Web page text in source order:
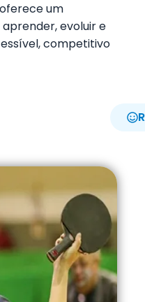
um
evoluir e
competitivo